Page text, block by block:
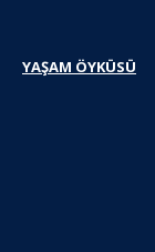
YAŞAM ÖYKÜSÜ